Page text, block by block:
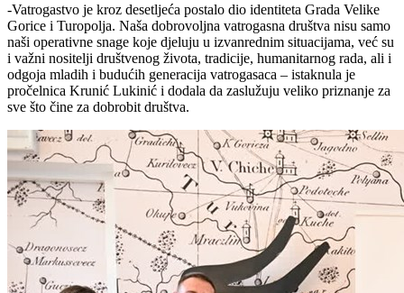
-Vatrogastvo je kroz desetljeća postalo dio identiteta Grada Velike
Gorice i Turopolja. Naša dobrovoljna vatrogasna društva nisu samo
naši operativne snage koje djeluju u izvanrednim situacijama, već su
i važni nositelji društvenog života, tradicije, humanitarnog rada, ali i
odgoja mladih i budućih generacija vatrogasaca – istaknula je
pročelnica Krunić Lukinić i dodala da zaslužuju veliko priznanje za
sve što čine za dobrobit društva.